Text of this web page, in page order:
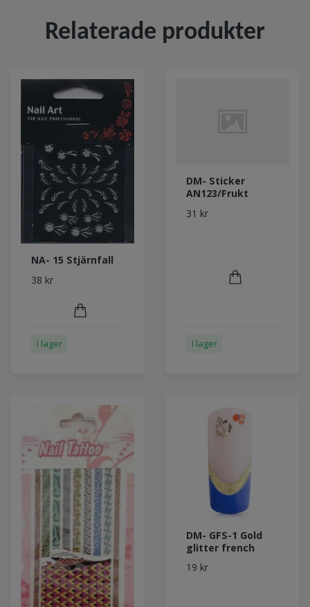
Relaterade produkter
NA- 15 Stjärnfall
38 kr
I lager
DM- Sticker
AN123/Frukt
31 kr
I lager
DM- GFS-1 Gold
glitter french
19 kr